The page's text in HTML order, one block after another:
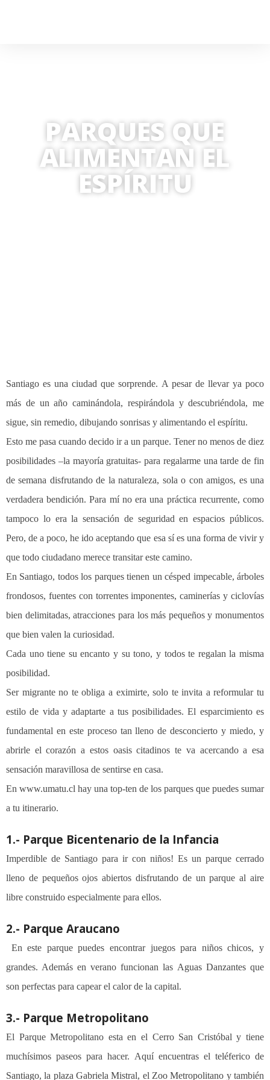
PARQUES QUE
ALIMENTAN EL
ESPÍRITU
Santiago es una ciudad que sorprende. A pesar de llevar ya poco
más de un año caminándola, respirándola y descubriéndola, me
sigue, sin remedio, dibujando sonrisas y alimentando el espíritu.
Esto me pasa cuando decido ir a un parque. Tener no menos de diez
posibilidades –la mayoría gratuitas- para regalarme una tarde de fin
de semana disfrutando de la naturaleza, sola o con amigos, es una
verdadera bendición. Para mí no era una práctica recurrente, como
tampoco lo era la sensación de seguridad en espacios públicos.
Pero, de a poco, he ido aceptando que esa sí es una forma de vivir y
que todo ciudadano merece transitar este camino.
En Santiago, todos los parques tienen un césped impecable, árboles
frondosos, fuentes con torrentes imponentes, caminerías y ciclovías
bien delimitadas, atracciones para los más pequeños y monumentos
que bien valen la curiosidad.
Cada uno tiene su encanto y su tono, y todos te regalan la misma
posibilidad.
Ser migrante no te obliga a eximirte, solo te invita a reformular tu
estilo de vida y adaptarte a tus posibilidades. El esparcimiento es
fundamental en este proceso tan lleno de desconcierto y miedo, y
abrirle el corazón a estos oasis citadinos te va acercando a esa
sensación maravillosa de sentirse en casa.
En www.umatu.cl hay una top-ten de los parques que puedes sumar
a tu itinerario.
1.- Parque Bicentenario de la Infancia
Imperdible de Santiago para ir con niños! Es un parque cerrado
lleno de pequeños ojos abiertos disfrutando de un parque al aire
libre construido especialmente para ellos.
2.- Parque Araucano
En este parque puedes encontrar juegos para niños chicos, y
grandes. Además en verano funcionan las Aguas Danzantes que
son perfectas para capear el calor de la capital.
3.- Parque Metropolitano
El Parque Metropolitano esta en el Cerro San Cristóbal y tiene
muchísimos paseos para hacer. Aquí encuentras el teléferico de
Santiago,la plaza Gabriela Mistral, el Zoo Metropolitano y también